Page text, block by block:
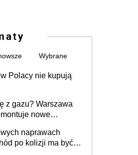
Wybrane
Polacy nie kupują
z gazu? Warszawa
nowe
naprawach
po kolizji ma być